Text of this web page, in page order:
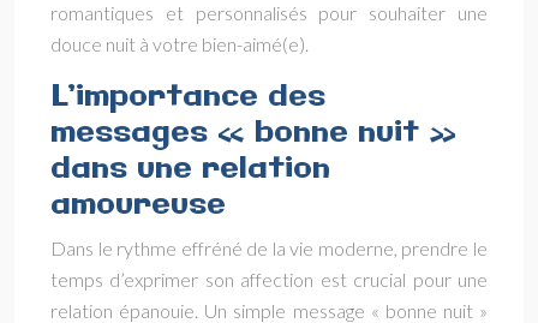
romantiques et personnalisés pour souhaiter une
douce nuit à votre bien-aimé(e).
L’importance des
messages « bonne nuit »
dans une relation
amoureuse
Dans le rythme effréné de la vie moderne, prendre le
temps d’exprimer son affection est crucial pour une
relation épanouie. Un simple message « bonne nuit »